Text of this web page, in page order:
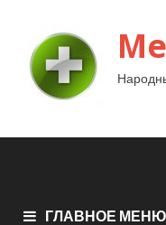
ГЛАВНОЕ МЕНЮ